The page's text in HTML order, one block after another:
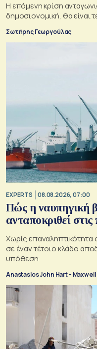
Η επόμενη κρίση
δημοσιονομική, θα είναι
Σωτήρης Γεωργούλας
EXPERTS 08.08.2026, 07:00
Πώς η ναυπηγική
ανταποκριθεί
Χωρίς επαναληπτικότητα
σε έναν τέτοιο κλάδο
υπόθεση
Anastasios John Hart - Maxwell